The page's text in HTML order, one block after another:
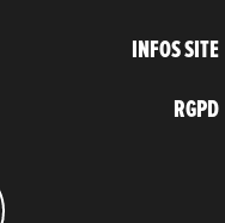
INFOS SITE
RGPD